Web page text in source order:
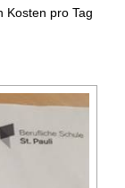
Kosten pro Tag